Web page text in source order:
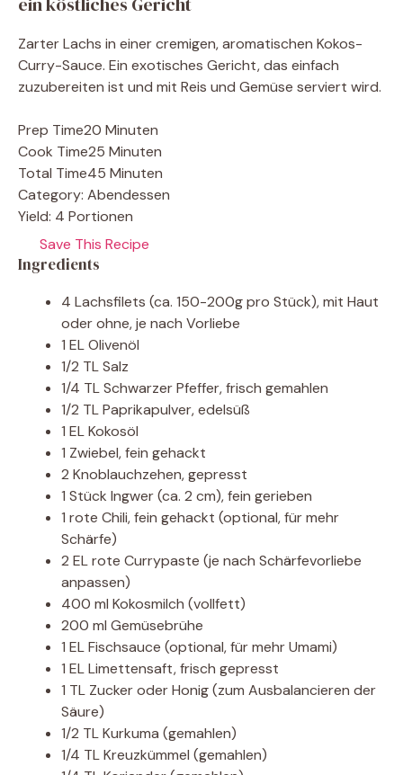
Zarter Lachs in einer cremigen, aromatischen Kokos-
Curry-Sauce. Ein exotisches Gericht, das einfach
zuzubereiten ist und mit Reis und Gemüse serviert wird.
Prep Time20 Minuten
Cook Time25 Minuten
Total Time45 Minuten
Category: Abendessen
Yield: 4 Portionen
Save This Recipe
Ingredients
4 Lachsfilets (ca. 150-200g pro Stück), mit Haut
oder ohne, je nach Vorliebe
1 EL Olivenöl
1/2 TL Salz
1/4 TL Schwarzer Pfeffer, frisch gemahlen
1/2 TL Paprikapulver, edelsüß
1 EL Kokosöl
1 Zwiebel, fein gehackt
2 Knoblauchzehen, gepresst
1 Stück Ingwer (ca. 2 cm), fein gerieben
1 rote Chili, fein gehackt (optional, für mehr
Schärfe)
2 EL rote Currypaste (je nach Schärfevorliebe
anpassen)
400 ml Kokosmilch (vollfett)
200 ml Gemüsebrühe
1 EL Fischsauce (optional, für mehr Umami)
1 EL Limettensaft, frisch gepresst
1 TL Zucker oder Honig (zum Ausbalancieren der
Säure)
1/2 TL Kurkuma (gemahlen)
1/4 TL Kreuzkümmel (gemahlen)